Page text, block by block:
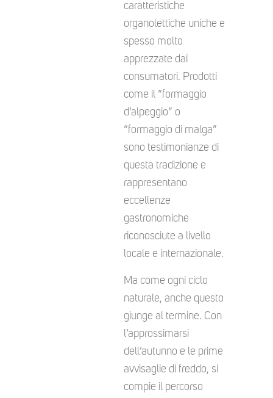
caratteristiche
organolettiche uniche e
spesso molto
apprezzate dai
consumatori. Prodotti
come il “formaggio
d’alpeggio” o
“formaggio di malga”
sono testimonianze di
questa tradizione e
rappresentano
eccellenze
gastronomiche
riconosciute a livello
locale e internazionale.
Ma come ogni ciclo
naturale, anche questo
giunge al termine. Con
l’approssimarsi
dell’autunno e le prime
avvisaglie di freddo, si
compie il percorso